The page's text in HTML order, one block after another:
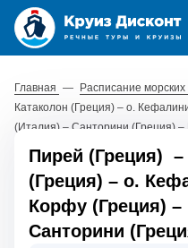
Главная — Расписание морских
Катаколон (Греция) – о.
(Италия) – Санторини (Греция)
Пирей (Греция) –
(Греция) – о.
Корфу (Греция) –
Санторини